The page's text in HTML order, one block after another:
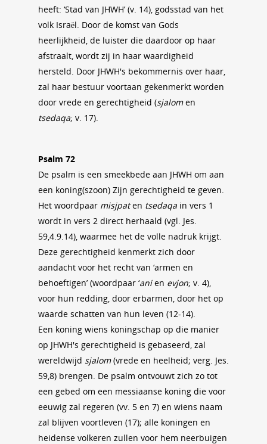
heeft: ‘Stad van JHWH’ (v. 14), godsstad van het
volk Israël. Door de komst van Gods
heerlijkheid, de luister die daardoor op haar
afstraalt, wordt zij in haar waardigheid
hersteld. Door JHWH's bekommernis over haar,
zal haar bestuur voortaan gekenmerkt worden
door vrede en gerechtigheid (sjalomen
tsedaqa; v. 17).
Psalm 72
De psalm is een smeekbede aan JHWH om aan
een koning(szoon) Zijn gerechtigheid te geven.
Het woordpaar misjpaten tsedaqa in vers 1
wordt in vers 2 direct herhaald (vgl. Jes.
59,4.9.14), waarmee het de volle nadruk krijgt.
Deze gerechtigheid kenmerkt zich door
aandacht voor het recht van ‘armen en
behoeftigen’ (woordpaar ‘anien evjon; v. 4),
voor hun redding, door erbarmen, door het op
waarde schatten van hun leven (12-14).
Een koning wiens koningschap op die manier
op JHWH's gerechtigheid is gebaseerd, zal
wereldwijd sjalom(vrede en heelheid; verg. Jes.
59,8) brengen. De psalm ontvouwt zich zo tot
een gebed om een messiaanse koning die voor
eeuwig zal regeren (vv. 5 en 7) en wiens naam
zal blijven voortleven (17); alle koningen en
heidense volkeren zullen voor hem neerbuigen